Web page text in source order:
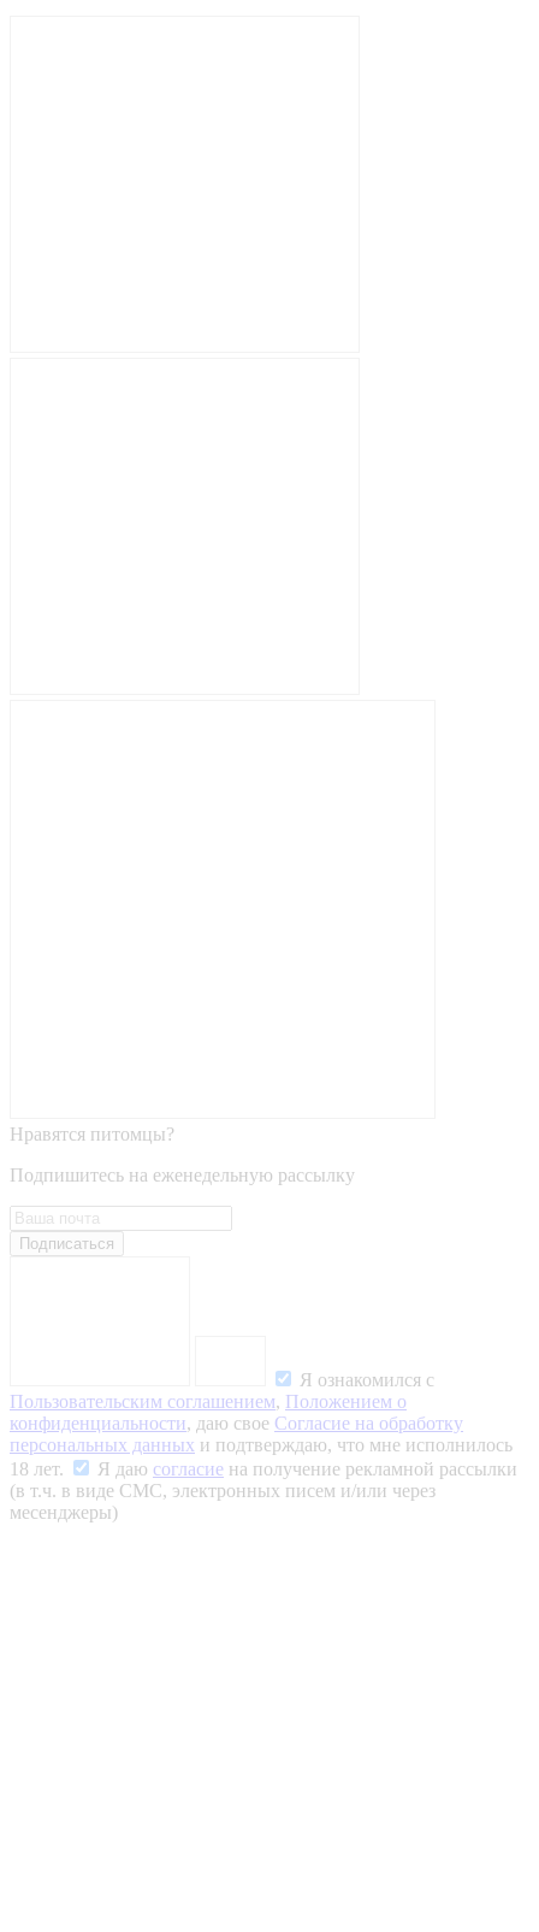
Нравятся питомцы?
Подпишитесь на еженедельную рассылку
Подписаться
Я ознакомился с
Пользовательским соглашением, Положением о
конфиденциальности, даю свое Согласие на обработку
персональных данных и подтверждаю, что мне исполнилось
18 лет.
Я даю согласие на получение рекламной рассылки
(в т.ч. в виде СМС, электронных писем и/или через
месенджеры)